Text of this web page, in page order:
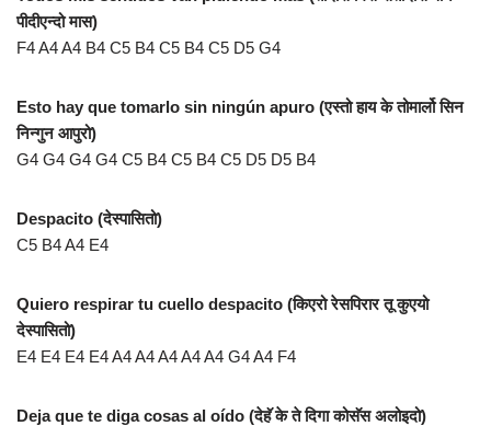
पीदीएन्दो मास)
F4 A4 A4 B4 C5 B4 C5 B4 C5 D5 G4
Esto hay que tomarlo sin ningún apuro (एस्तो हाय के तोमार्लो सिन
निन्गुन आपुरो)
G4 G4 G4 G4 C5 B4 C5 B4 C5 D5 D5 B4
Despacito (देस्पासितो)
C5 B4 A4 E4
Quiero respirar tu cuello despacito (किएरो रेसपिरार तू कुएयो
देस्पासितो)
E4 E4 E4 E4 A4 A4 A4 A4 A4 G4 A4 F4
Deja que te diga cosas al oído (देहॅ के ते दिगा कोसॅस अलोइदो)